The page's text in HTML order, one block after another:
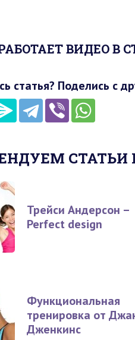
ВИДЕО В
статья? Поделись с
СТАТЬИ
Трейси Андерсон –
Perfect design
Функциональная
тренировка от
Дженкинс